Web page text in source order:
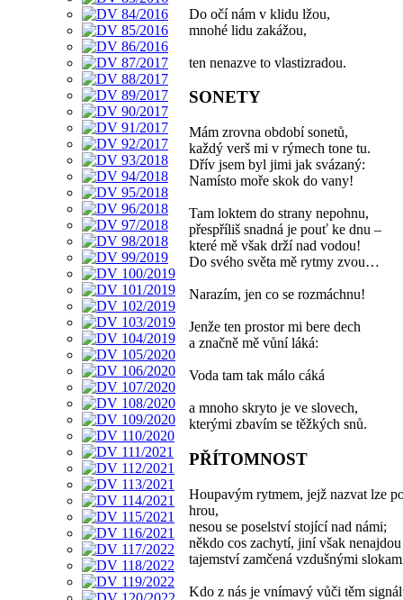
Do očí nám v klidu lžou,
mnohé lidu zakážou,
ten nenazve to vlastizradou.
SONETY
Mám zrovna období sonetů,
každý verš mi v rýmech tone tu.
Dřív jsem byl jimi jak svázaný:
Namísto moře skok do vany!
Tam loktem do strany nepohnu,
přespříliš snadná je pouť ke dnu –
které mě však drží nad vodou!
Do svého světa mě rytmy zvou…
Narazím, jen co se rozmáchnu!
Jenže ten prostor mi bere dech
a značně mě vůní láká:
Voda tam tak málo cáká
a mnoho skryto je ve slovech,
kterými zbavím se těžkých snů.
PŘÍTOMNOST
Houpavým rytmem, jejž nazvat lze
hrou,
nesou se poselství stojící nad námi;
někdo cos zachytí, jiní však nenajdou
tajemství zamčená vzdušnými
Kdo z nás je vnímavý vůči těm